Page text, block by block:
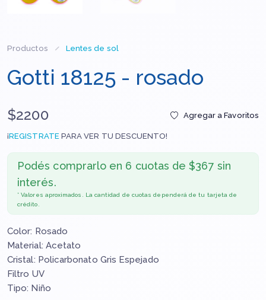
Productos Lentes de sol
Gotti 18125 - rosado
$2200 Agregar a Favoritos
¡REGISTRATEPARA VER TU DESCUENTO!
Podés comprarlo en 6 cuotas de $367 sin
interés.
* Valores aproximados. La cantidad de cuotas dependerá de tu tarjeta de
crédito.
Color: Rosado
Material: Acetato
Cristal: Policarbonato Gris Espejado
Filtro UV
Tipo: Niño